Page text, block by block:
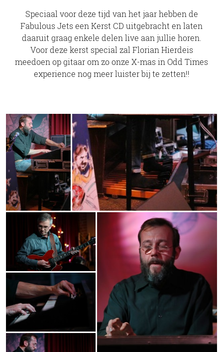
Speciaal voor deze tijd van het jaar hebben de
Fabulous Jets een Kerst CD uitgebracht en laten
daaruit graag enkele delen live aan jullie horen.
Voor deze kerst special zal Florian Hierdeis
meedoen op gitaar om zo onze X-mas in Odd Times
experience nog meer luister bij te zetten!!